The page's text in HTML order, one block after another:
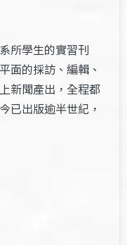
所學生的實習刊
面的採訪、編輯、
新聞產出，全程都
已出版逾半世紀，